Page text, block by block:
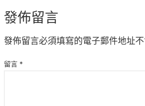
發佈留言
發佈留言必須填寫的電子郵件地址不
留言 *